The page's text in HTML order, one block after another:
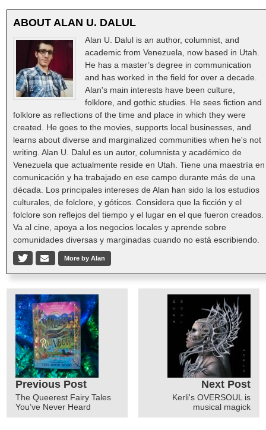
ABOUT ALAN U. DALUL
Alan U. Dalul is an author, columnist, and
academic from Venezuela, now based in Utah.
He has a master’s degree in communication
and has worked in the field for over a decade.
Alan's main interests have been culture,
folklore, and gothic studies. He sees fiction and
folklore as reflections of the time and place in which they were
created. He goes to the movies, supports local businesses, and
learns about diverse and marginalized communities when he's not
writing. Alan U. Dalul es un autor, columnista y académico de
Venezuela que actualmente reside en Utah. Tiene una maestría en
comunicación y ha trabajado en ese campo durante más de una
década. Los principales intereses de Alan han sido la los estudios
culturales, de folclore, y góticos. Considera que la ficción y el
folclore son reflejos del tiempo y el lugar en el que fueron creados.
Va al cine, apoya a los negocios locales y aprende sobre
comunidades diversas y marginadas cuando no está escribiendo.
More by Alan
Previous Post
The Queerest Fairy Tales
You’ve Never Heard
Next Post
Kerli's OVERSOUL is
musical magick